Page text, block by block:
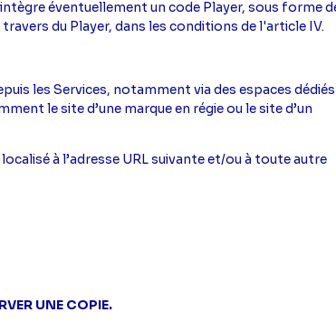
éventuellement un code Player, sous forme
du Player, dans les conditions de l'article IV.
les Services, notamment via des espaces dédiés
le site d’une marque en régie ou le site d’un
à l’adresse URL suivante et/ou à toute autre
UNE COPIE.